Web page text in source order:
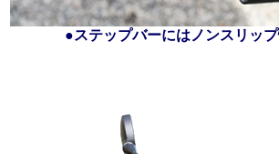
●ステップバーにはノンスリッ